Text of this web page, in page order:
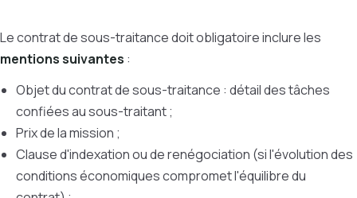
Le contrat de sous-traitance doit obligatoire inclure les
mentions suivantes :
Objet du contrat de sous-traitance : détail des tâches
confiées au sous-traitant ;
Prix de la mission ;
Clause d'indexation ou de renégociation (si l'évolution des
conditions économiques compromet l'équilibre du